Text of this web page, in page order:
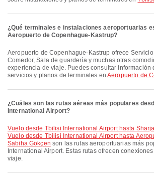
¿Qué terminales e instalaciones aeroportuarias
Aeropuerto de Copenhague-Kastrup?
Aeropuerto de Copenhague-Kastrup ofrece Servicio de cambio de divisas,
Comedor, Sala de guardería y muchas otras
experiencia de viaje. Puedes consultar información
servicios y planos de terminales enAeropuerto de
¿Cuáles son las rutas aéreas más populares
International Airport?
Vuelo desde Tbilisi International Airport hasta
Vuelo desde Tbilisi International Airport hasta
Sabiha Gökçen son las rutas aeroportuarias más
International Airport. Estas rutas ofrecen
viaje.